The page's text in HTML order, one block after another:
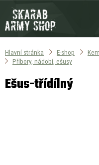
Hlavní stránka E-shop
Příbory, nádobí, ešusy
Ešus-třídílný